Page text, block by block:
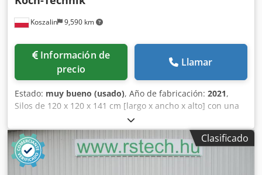
adecuada según su aplicación.
Koszalin 9,590 km
Información de
precio
Llamar
Estado: muy bueno (usado), Año de fabricación: 2021,
Silos de 120 x 120 x 141 cm [largo x ancho x alto] con una
capacidad de aproximadamente 1000 litros, completos con
transportadores de plástico de la marca Koch Technik para
el sistema central, 3 unidades. Años de fabricación: 2008,
2010, 2021. Dcodpfozl Szuex Aklok
Clasificado